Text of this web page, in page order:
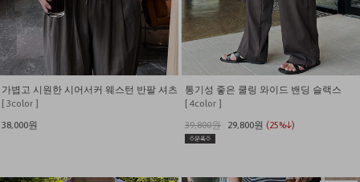
가볍고 시원한 시어서커 웨스턴 반팔 셔츠
[ 3color ]
38,000원
통기성 좋은 쿨링 와이드 밴딩 슬랙스
[ 4color ]
39,800원
29,800원 (25%↓)